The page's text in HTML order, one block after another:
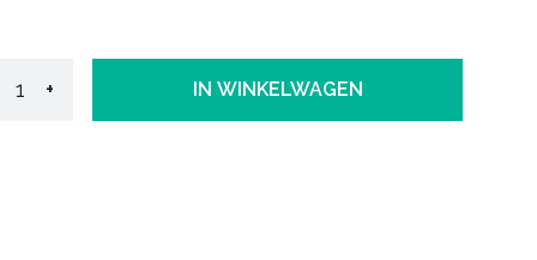
+ IN WINKELWAGEN